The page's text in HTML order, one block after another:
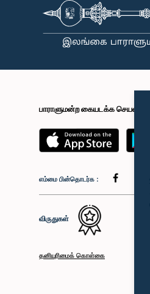
பாராளுமன்ற கையடக்க செயலி
எம்மை பின்தொடர்க :
விருதுகள்
தனியுரிமைக் கொள்கை